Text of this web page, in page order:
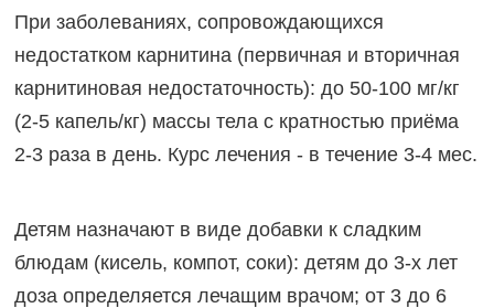
При заболеваниях, сопровождающихся
недостатком карнитина (первичная и вторичная
карнитиновая недостаточность): до 50-100 мг/кг
(2-5 капель/кг) массы тела с кратностью приёма
2-3 раза в день. Курс лечения - в течение 3-4 мес.
Детям назначают в виде добавки к сладким
блюдам (кисель, компот, соки): детям до 3-х лет
доза определяется лечащим врачом; от 3 до 6